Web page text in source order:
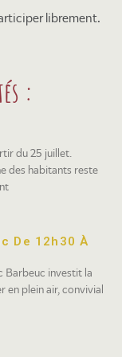
librement.
:
du 25 juillet.
des habitants reste
De 12h30 À
Barbeuc investit la
en plein air, convivial